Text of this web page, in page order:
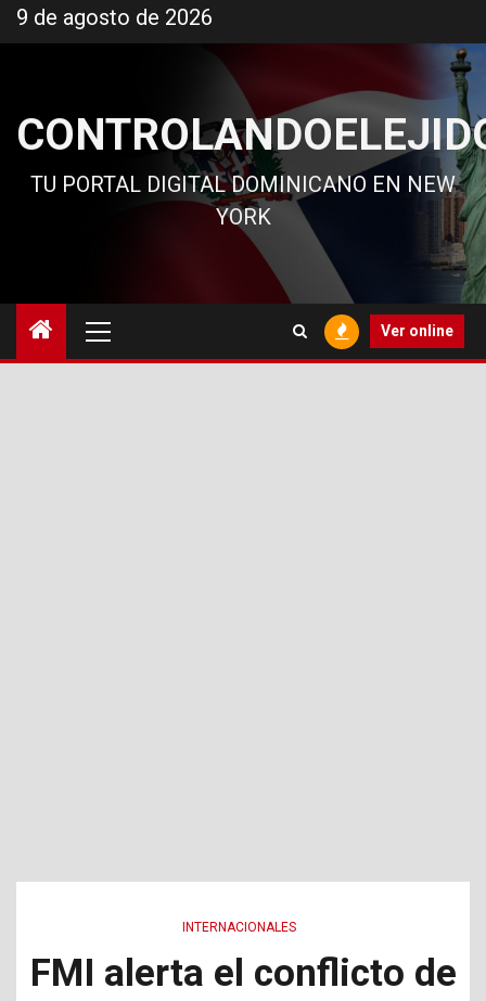
al
9 de agosto de 2026
TU PORTAL DIGITAL DOMINICANO EN NEW
YORK
principal
Ver online
INTERNACIONALES
FMI alerta el conflicto de